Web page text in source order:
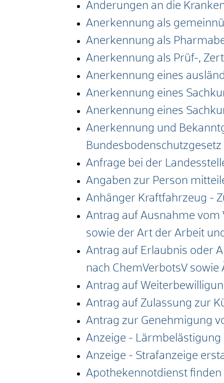
Änderungen an die
Anerkennung als
Anerkennung als
Anerkennung als Prüf-,
Anerkennung eines
Anerkennung eines
Anerkennung eines
Anerkennung und
Bundesbodenschutzgesetz
Anfrage bei der
Angaben zur Person
Anhänger Kraftfahrzeug -
Antrag auf Ausnahme vom
sowie der Art der Arbeit
Antrag auf Erlaubnis oder
nach ChemVerbotsV
Antrag auf
Antrag auf Zulassung zur
Antrag zur Genehmigung
Anzeige - Lärmbelästigung
Anzeige - Strafanzeige
Apothekennotdienst finden